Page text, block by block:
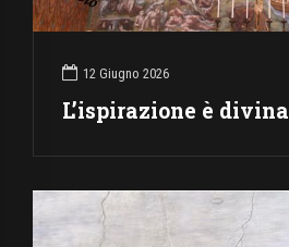
12 Giugno 2026
L’ispirazione è divina